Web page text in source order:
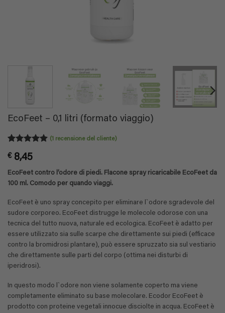
EcoFeet – 0,1 litri (formato viaggio)
Valutato
su 5 su
1
recensioni
(1 recensione del cliente)
€8,45
EcoFeet contro l’odore di piedi. Flacone spray ricaricabile EcoFeet da
100 ml. Comodo per quando viaggi.
EcoFeet è uno spray concepito per eliminare l`odore sgradevole del
sudore corporeo. EcoFeet distrugge le molecole odorose con una
tecnica del tutto nuova, naturale ed ecologica. EcoFeet è adatto per
essere utilizzato sia sulle scarpe che direttamente sui piedi (efficace
contro la bromidrosi plantare), può essere spruzzato sia sul vestiario
che direttamente sulle parti del corpo (ottima nei disturbi di
iperidrosi).
In questo modo l`odore non viene solamente coperto ma viene
completamente eliminato su base molecolare. Ecodor EcoFeet è
prodotto con proteine vegetali innocue disciolte in acqua. EcoFeet è